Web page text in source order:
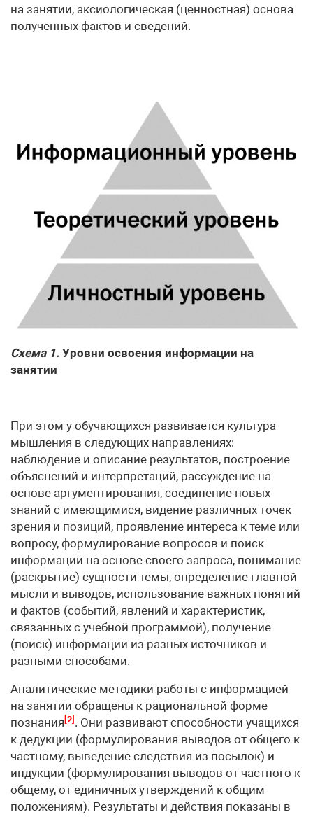
на занятии, аксиологическая (ценностная) основа
полученных фактов и сведений.
Схема 1. Уровни освоения информации на
занятии
При этом у обучающихся развивается культура
мышления в следующих направлениях:
наблюдение и описание результатов, построение
объяснений и интерпретаций, рассуждение на
основе аргументирования, соединение новых
знаний с имеющимися, видение различных точек
зрения и позиций, проявление интереса к теме или
вопросу, формулирование вопросов и поиск
информации на основе своего запроса, понимание
(раскрытие) сущности темы, определение главной
мысли и выводов, использование важных понятий
и фактов (событий, явлений и характеристик,
связанных с учебной программой), получение
(поиск) информации из разных источников и
разными способами.
Аналитические методики работы с информацией
на занятии обращены к рациональной форме
познания [2] . Они развивают способности учащихся
к дедукции (формулирования выводов от общего к
частному, выведение следствия из посылок) и
индукции (формулирования выводов от частного к
общему, от единичных утверждений к общим
положениям). Результаты и действия показаны в